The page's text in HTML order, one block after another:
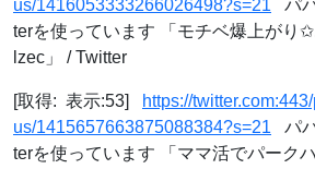
us/1416053333266026498?s=21 パ
terを使っています 「モチベ爆上がり
lzec」 / Twitter
[取得: 表示:53]
https://
us/1415657663875088384?s=21 パ
terを使っています 「ママ活でパーク